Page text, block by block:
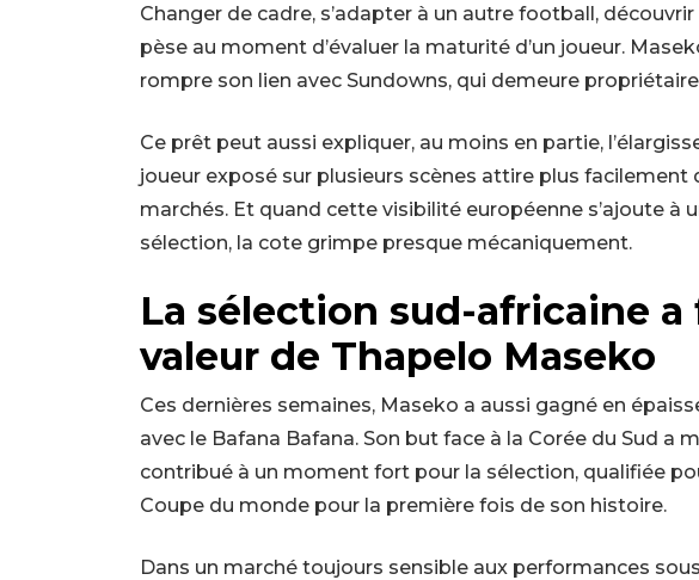
Changer de cadre, s’adapter à un autre football,
pèse au moment d’évaluer la maturité d’un joueur.
rompre son lien avec Sundowns, qui demeure
Ce prêt peut aussi expliquer, au moins en partie,
joueur exposé sur plusieurs scènes attire plus
marchés. Et quand cette visibilité européenne s’ajoute à
sélection, la cote grimpe presque mécaniquement.
La sélection sud-africaine
valeur de Thapelo Maseko
Ces dernières semaines, Maseko a aussi gagné en
avec le Bafana Bafana. Son but face à la Corée du Sud a
contribué à un moment fort pour la sélection, qualifiée
Coupe du monde pour la première fois de son histoire.
Dans un marché toujours sensible aux performances